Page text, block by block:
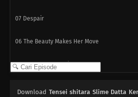
07 Despair
06 The Beauty Makes Her Move
05 Prelude to the Disaster
Download Tensei shitara Slime Datta